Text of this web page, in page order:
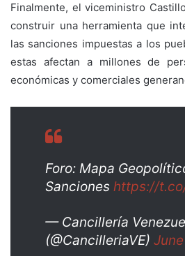
Finalmente, el viceministro
construir una herramienta que
las sanciones impuestas a los
estas afectan a millones de
económicas y comerciales
Foro: Mapa
Sanciones https://
— Cancillería
(@CancilleriaVE)